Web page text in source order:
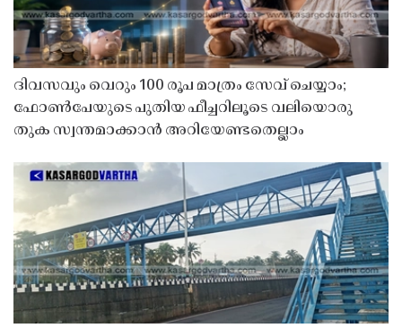
ദിവസവും വെറും 100 രൂപ മാത്രം സേവ് ചെയ്യാം;
ഫോൺപേയുടെ പുതിയ ഫീച്ചറിലൂടെ വലിയൊരു
തുക സ്വന്തമാക്കാൻ അറിയേണ്ടതെല്ലാം